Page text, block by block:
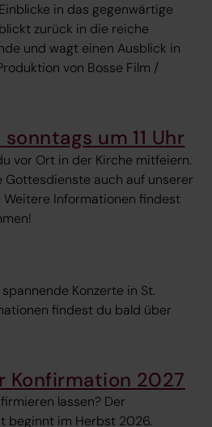
in das gegenwärtige
zurück in die reiche
und wagt einen Ausblick in
von Bosse Film /
um 11 Uhr
vor Ort in der Kirche mitfeiern.
Gottesdienste auch auf unserer
Informationen findest
Konzerte in St.
findest du bald über
Konfirmation 2027
lassen? Der
beginnt im Herbst 2026.